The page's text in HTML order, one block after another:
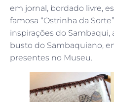
em jornal, bordado livre,
famosa “Ostrinha da
inspirações do
busto do Sambaquiano,
presentes no Museu.